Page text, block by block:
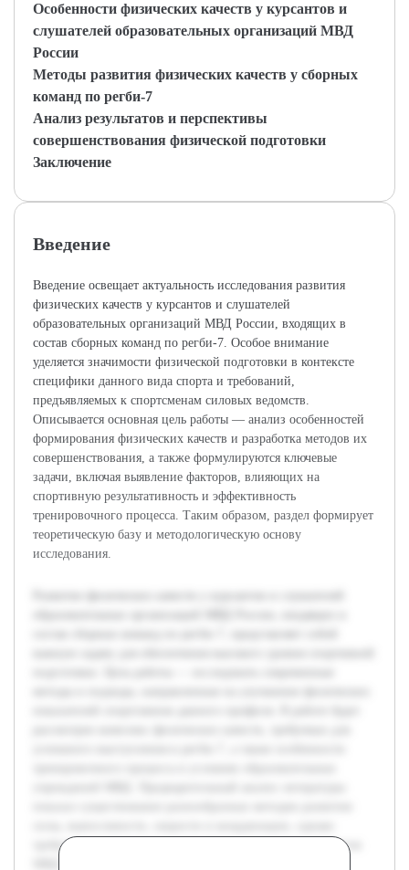
Особенности физических качеств у курсантов и
слушателей образовательных организаций МВД
России
Методы развития физических качеств у сборных
команд по регби-7
Анализ результатов и перспективы
совершенствования физической подготовки
Заключение
Введение
Введение освещает актуальность исследования развития
физических качеств у курсантов и слушателей
образовательных организаций МВД России, входящих в
состав сборных команд по регби-7. Особое внимание
уделяется значимости физической подготовки в контексте
специфики данного вида спорта и требований,
предъявляемых к спортсменам силовых ведомств.
Описывается основная цель работы — анализ особенностей
формирования физических качеств и разработка методов их
совершенствования, а также формулируются ключевые
задачи, включая выявление факторов, влияющих на
спортивную результативность и эффективность
тренировочного процесса. Таким образом, раздел формирует
теоретическую базу и методологическую основу
исследования.
требуется адаптация их к специфике подготовки курсантов